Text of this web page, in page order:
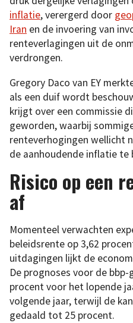
inflatie, verergerd door
Iran en de invoering van
renteverlagingen uit de
verdrongen.
Gregory Daco van EY
als een duif wordt
krijgt over een commissie
geworden, waarbij
renteverhogingen wellicht
de aanhoudende inflatie te
Risico op een
af
Momenteel verwachten
beleidsrente op 3,62
uitdagingen lijkt de
De prognoses voor de
procent voor het lopende
volgende jaar, terwijl de
gedaald tot 25 procent.